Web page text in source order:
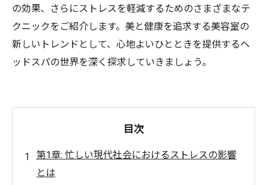
の効果、さらにストレスを軽減するためのさまざまなテ
クニックをご紹介します。美と健康を追求する美容室の
新しいトレンドとして、心地よいひとときを提供するヘ
ッドスパの世界を深く探求していきましょう。
目次
第1章: 忙しい現代社会におけるストレスの影響
とは